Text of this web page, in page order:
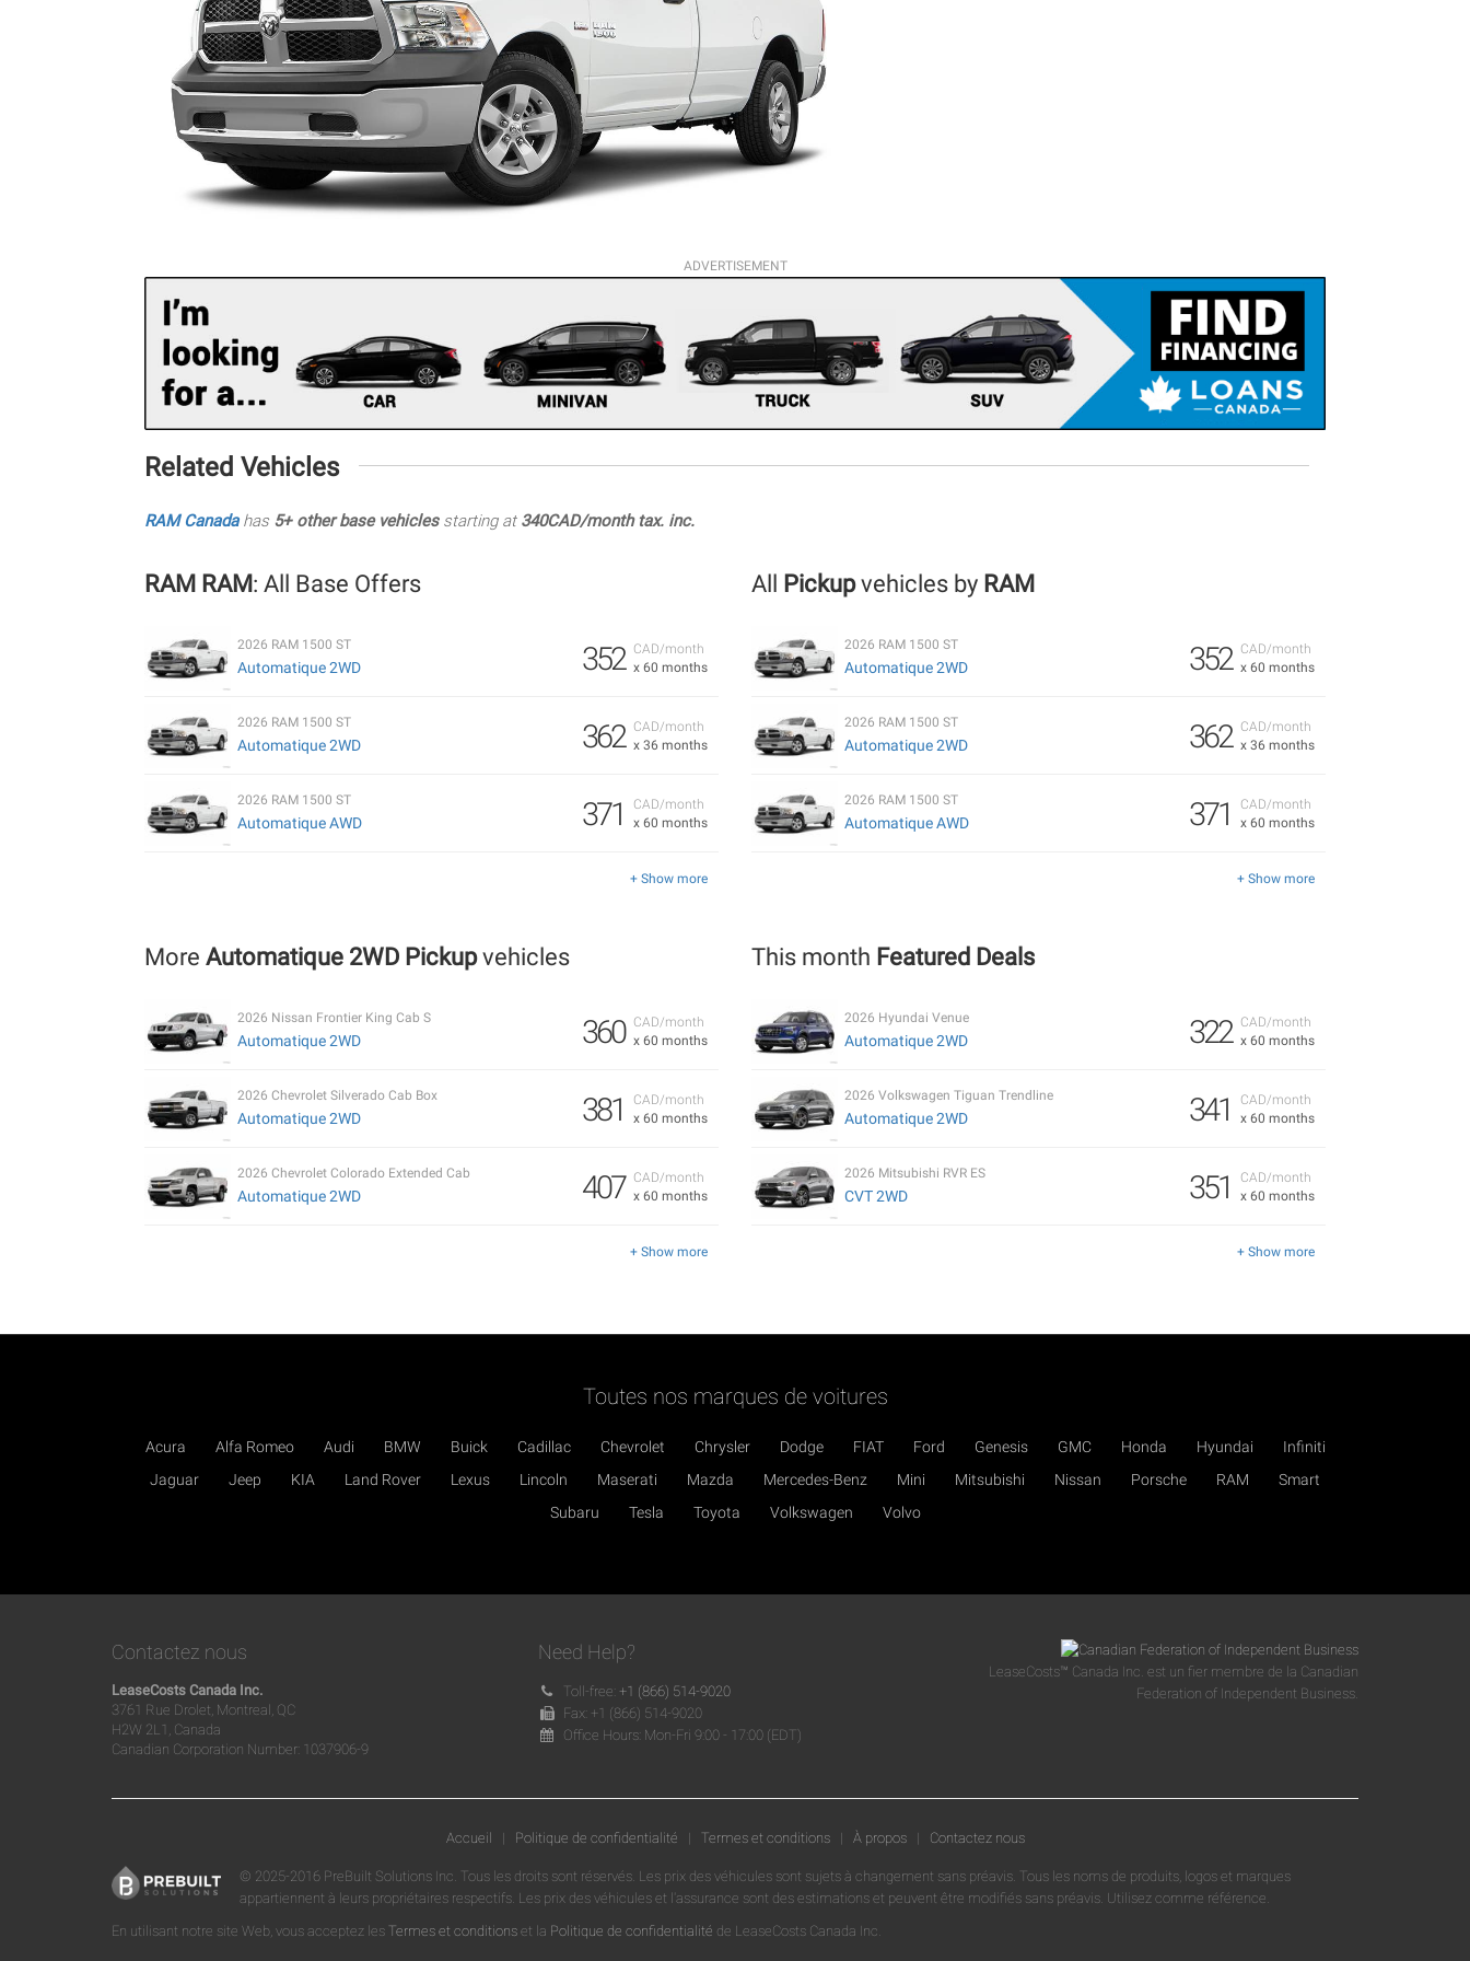
ADVERTISEMENT
Related Vehicles
RAM Canadahas 5+ other base vehiclesstarting at 340CAD/month tax. inc.
RAM RAM: All Base Offers
CAD/month
x 60 months
352
2026 RAM 1500 ST
Automatique 2WD
CAD/month
x 36 months
362
2026 RAM 1500 ST
Automatique 2WD
CAD/month
x 60 months
371
2026 RAM 1500 ST
Automatique AWD
+ Show more
All Pickupvehicles by RAM
CAD/month
x 60 months
352
2026 RAM 1500 ST
Automatique 2WD
CAD/month
x 36 months
362
2026 RAM 1500 ST
Automatique 2WD
CAD/month
x 60 months
371
2026 RAM 1500 ST
Automatique AWD
+ Show more
More Automatique 2WD Pickupvehicles
CAD/month
x 60 months
360
2026 Nissan Frontier King Cab S
Automatique 2WD
CAD/month
x 60 months
381
2026 Chevrolet Silverado Cab Box
Automatique 2WD
CAD/month
x 60 months
407
2026 Chevrolet Colorado Extended Cab
Automatique 2WD
+ Show more
This month Featured Deals
CAD/month
x 60 months
322
2026 Hyundai Venue
Automatique 2WD
CAD/month
x 60 months
341
2026 Volkswagen Tiguan Trendline
Automatique 2WD
CAD/month
x 60 months
351
2026 Mitsubishi RVR ES
CVT 2WD
+ Show more
Toutes nos marques de voitures
Acura Alfa Romeo Audi BMW Buick Cadillac Chevrolet Chrysler Dodge FIAT Ford Genesis GMC Honda Hyundai
Infiniti
Jaguar
Jeep KIA Land Rover Lexus Lincoln Maserati Mazda Mercedes-Benz Mini Mitsubishi Nissan Porsche RAM
Smart
Subaru
Tesla Toyota Volkswagen Volvo
Contactez nous
LeaseCosts Canada Inc.
3761 Rue Drolet, Montreal, QC
H2W 2L1, Canada
Canadian Corporation Number: 1037906-9
Need Help?
Toll-free: +1 (866) 514-9020
Fax: +1 (866) 514-9020
Office Hours: Mon-Fri 9:00 - 17:00 (EDT)
LeaseCosts™ Canada Inc. est un fier membre de la Canadian
Federation of Independent Business.
Accueil | Politique de confidentialité | Termes et conditions| À propos| Contactez nous
© 2025-2016 PreBuilt Solutions Inc. Tous les droits sont réservés. Les prix des véhicules sont sujets à changement sans préavis. Tous les noms de produits, logos et marques
appartiennent à leurs propriétaires respectifs. Les prix des véhicules et l'assurance sont des estimations et peuvent être modifiés sans préavis. Utilisez comme référence.
En utilisant notre site Web, vous acceptez les Termes et conditions et la Politique de confidentialité de LeaseCosts Canada Inc.